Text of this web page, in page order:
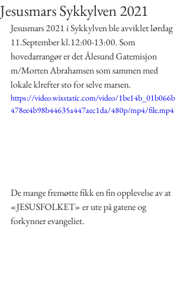
Jesusmars Sykkylven 2021
Jesusmars 2021 i Sykkylven ble avviklet lørdag
11.September kl.12:00-13:00. Som
hovedarrangør er det Ålesund Gatemisjon
m/Morten Abrahamsen som sammen med
lokale klrefter sto for selve marsen.
https://video.wixstatic.com/video/1be14b_01b066b
478ee4b98b44635a447aec1da/480p/mp4/file.mp4
De mange fremøtte fikk en fin opplevelse av at
«JESUSFOLKET» er ute på gatene og
forkynner evangeliet.